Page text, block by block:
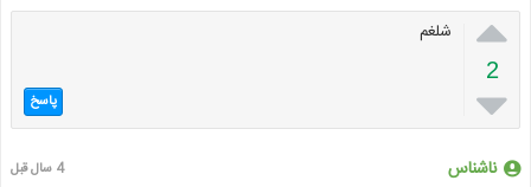

2

شلغم
پاسخ
ناشناس 4 سال قبل